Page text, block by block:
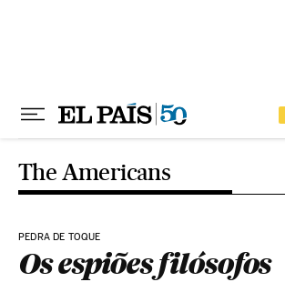
The Americans
PEDRA DE TOQUE
Os espiões filósofos